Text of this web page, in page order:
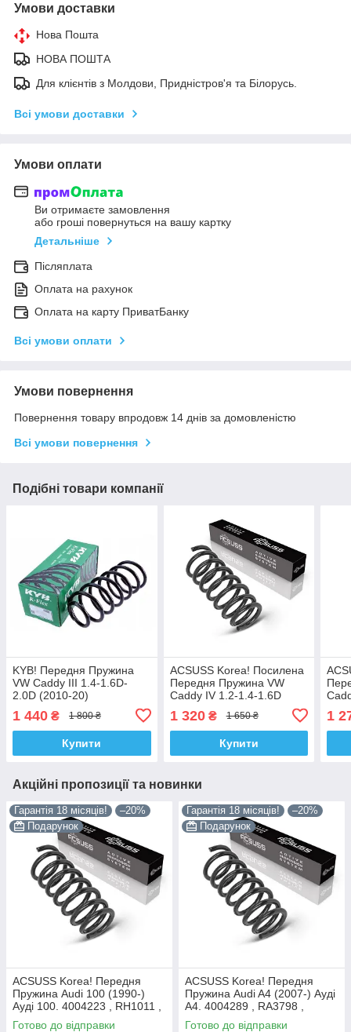
Умови доставки
Нова Пошта
НОВА ПОШТА
Для клієнтів з Молдови, Придністров'я та Білорусь.
Всі умови доставки
Умови оплати
Ви отримаєте замовлення
або гроші повернуться на вашу картку
Детальніше
Післяплата
Оплата на рахунок
Оплата на карту ПриватБанку
Всі умови оплати
Умови повернення
Повернення товару впродовж 14 днів за домовленістю
Всі умови повернення
Подібні товари компанії
KYB! Передня Пружина
VW Caddy III 1.4-1.6D-
2.0D (2010-20)
4095113 , RA1581 ,
993064 Каяба
1 440 ₴ 1 800 ₴
Купити
ACSUSS Korea! Посилена
Передня Пружина VW
Caddy IV 1.2-1.4-1.6D
Каді 4. 4095119 , RA3514 ,
993104 Аксусс
1 320₴ 1 650 ₴
Купити
1
Акційні пропозиції та новинки
Гарантія 18 місяців!
–20%
Подарунок
ACSUSS Korea! Передня
Пружина Audi 100 (1990-)
Ауді 100. 4004223 , RH1011 ,
997224. Аксусс Корея
Готово до відправки
Гарантія 18 місяців!
–20%
Подарунок
ACSUSS Korea! Передня
Пружина Audi A4 (2007-) Ауді
А4. 4004289 , RA3798 ,
993124. Аксусс Корея
Готово до відправки